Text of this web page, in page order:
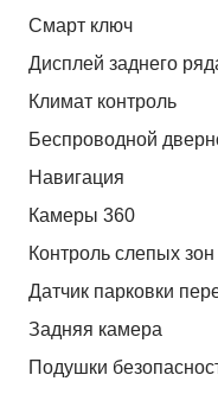
Смарт ключ
Дисплей заднего
Климат контроль
Беспроводной
Навигация
Камеры 360
Контроль слепых зон
Датчик парковки
Задняя камера
Подушки